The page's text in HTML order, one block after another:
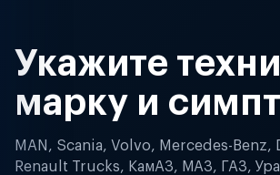
Укажите
марку и
MAN, Scania, Volvo, Mercedes-Benz,
Renault Trucks, КамАЗ, МАЗ, ГАЗ,